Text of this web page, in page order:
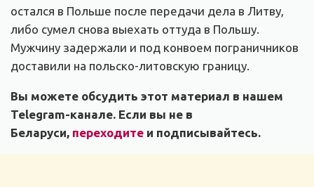
остался в Польше после передачи дела в Литву,
либо сумел снова выехать оттуда в Польшу.
Мужчину задержали и под конвоем пограничников
доставили на польско-литовскую границу.
Вы можете обсудить этот материал в нашем
Telegram-канале. Если вы не в
Беларуси, переходите и подписывайтесь.